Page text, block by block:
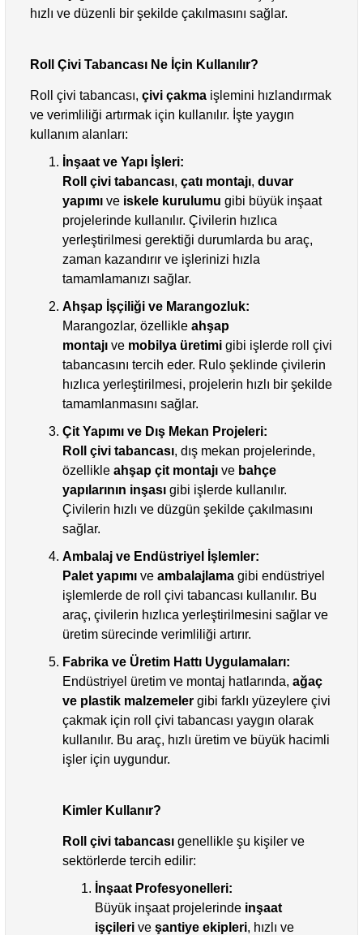
hızlı ve düzenli bir şekilde çakılmasını sağlar.
Roll Çivi Tabancası Ne İçin Kullanılır?
Roll çivi tabancası, çivi çakma işlemini hızlandırmak
ve verimliliği artırmak için kullanılır. İşte yaygın
kullanım alanları:
İnşaat ve Yapı İşleri:
Roll çivi tabancası, çatı montajı, duvar
yapımı ve iskele kurulumu gibi büyük inşaat
projelerinde kullanılır. Çivilerin hızlıca
yerleştirilmesi gerektiği durumlarda bu araç,
zaman kazandırır ve işlerinizi hızla
tamamlamanızı sağlar.
Ahşap İşçiliği ve Marangozluk:
Marangozlar, özellikle ahşap
montajı ve mobilya üretimi gibi işlerde roll çivi
tabancasını tercih eder. Rulo şeklinde çivilerin
hızlıca yerleştirilmesi, projelerin hızlı bir şekilde
tamamlanmasını sağlar.
Çit Yapımı ve Dış Mekan Projeleri:
Roll çivi tabancası, dış mekan projelerinde,
özellikle ahşap çit montajı ve bahçe
yapılarının inşası gibi işlerde kullanılır.
Çivilerin hızlı ve düzgün şekilde çakılmasını
sağlar.
Ambalaj ve Endüstriyel İşlemler:
Palet yapımı ve ambalajlama gibi endüstriyel
işlemlerde de roll çivi tabancası kullanılır. Bu
araç, çivilerin hızlıca yerleştirilmesini sağlar ve
üretim sürecinde verimliliği artırır.
Fabrika ve Üretim Hattı Uygulamaları:
Endüstriyel üretim ve montaj hatlarında, ağaç
ve plastik malzemeler gibi farklı yüzeylere çivi
çakmak için roll çivi tabancası yaygın olarak
kullanılır. Bu araç, hızlı üretim ve büyük hacimli
işler için uygundur.
Kimler Kullanır?
Roll çivi tabancası genellikle şu kişiler ve
sektörlerde tercih edilir:
İnşaat Profesyonelleri:
Büyük inşaat projelerinde inşaat
işçileri ve şantiye ekipleri, hızlı ve